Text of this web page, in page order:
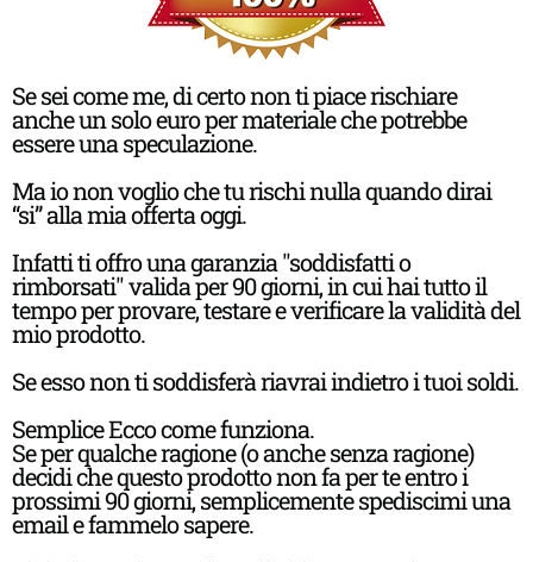
Se sei come me, di certo non ti piace rischiare
anche un solo euro per materiale che potrebbe
essere una speculazione.
Ma io non voglio che tu rischi nulla quando dirai
“si” alla mia offerta oggi.
Infatti ti offro una garanzia "soddisfatti o
rimborsati" valida per 90 giorni, in cui hai tutto il
tempo per provare, testare e verificare la validità del
mio prodotto.
Se esso non ti soddisferà riavrai indietro i tuoi soldi.
Semplice Ecco come funziona.
Se per qualche ragione (o anche senza ragione)
decidi che questo prodotto non fa per te entro i
prossimi 90 giorni, semplicemente spediscimi una
email e fammelo sapere.